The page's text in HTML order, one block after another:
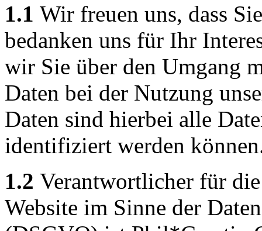
1.1 Wir freuen uns, dass
bedanken uns für Ihr
wir Sie über den Umgang
Daten bei der Nutzung
Daten sind hierbei alle
identifiziert werden
1.2 Verantwortlicher für
Website im Sinne der